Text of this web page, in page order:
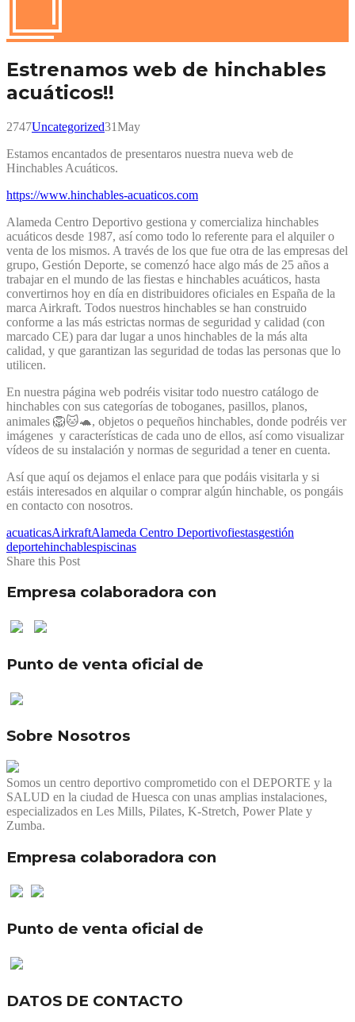
Estrenamos web de hinchables
acuáticos!!
2747Uncategorized31May
Estamos encantados de presentaros nuestra nueva web de
Hinchables Acuáticos.
https://www.hinchables-acuaticos.com
Alameda Centro Deportivo gestiona y comercializa hinchables
acuáticos desde 1987, así como todo lo referente para el alquiler o
venta de los mismos. A través de los que fue otra de las empresas del
grupo, Gestión Deporte, se comenzó hace algo más de 25 años a
trabajar en el mundo de las fiestas e hinchables acuáticos, hasta
convertirnos hoy en día en distribuidores oficiales en España de la
marca Airkraft. Todos nuestros hinchables se han construido
conforme a las más estrictas normas de seguridad y calidad (con
marcado CE) para dar lugar a unos hinchables de la más alta
calidad, y que garantizan las seguridad de todas las personas que lo
utilicen.
En nuestra página web podréis visitar todo nuestro catálogo de
hinchables con sus categorías de toboganes, pasillos, planos,
animales 🦁🐱🐢, objetos o pequeños hinchables, donde podréis ver
imágenes y características de cada uno de ellos, así como visualizar
vídeos de su instalación y normas de seguridad a tener en cuenta.
Así que aquí os dejamos el enlace para que podáis visitarla y si
estáis interesados en alquilar o comprar algún hinchable, os pongáis
en contacto con nosotros.
acuaticasAirkraftAlameda Centro Deportivofiestasgestión
deportehinchablespiscinas
Share this Post
Empresa colaboradora con
Punto de venta oficial de
Sobre Nosotros
Somos un centro deportivo comprometido con el DEPORTE y la
SALUD en la ciudad de Huesca con unas amplias instalaciones,
especializados en Les Mills, Pilates, K-Stretch, Power Plate y
Zumba.
Empresa colaboradora con
Punto de venta oficial de
DATOS DE CONTACTO